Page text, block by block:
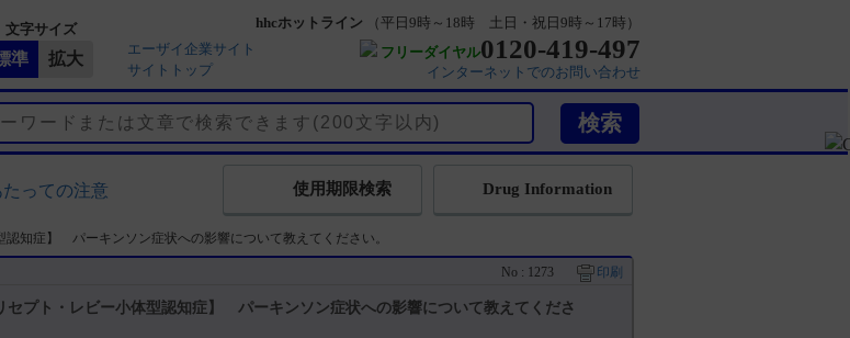
文字サイズ
エーザイ企業サイト
サイトトップ
hhcホットライン
（平日9時～18時 土日・祝日9時～17時）
フリーダイヤル0120-419-497
インターネットでのお問い合わせ
っての注意 Drug Information
使用期限検索
認知症】 パーキンソン症状への影響について教えてください。
No : 1273 印刷
セプト・レビー小体型認知症】 パーキンソン症状への影響について教えてくださ